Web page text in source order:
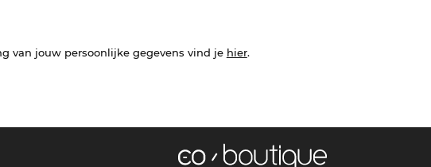
van jouw persoonlijke gegevens vind je hier.